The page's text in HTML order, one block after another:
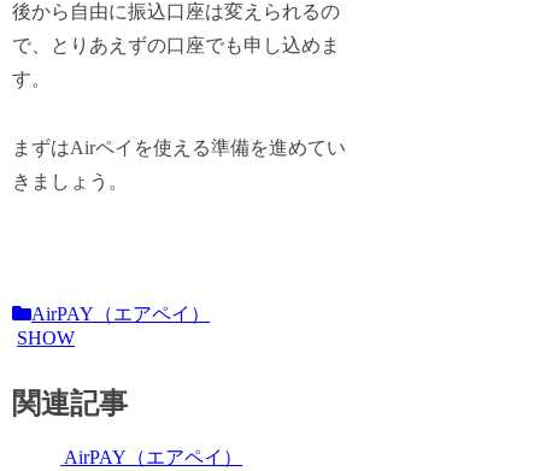
後から自由に振込口座は変えられるの
で、とりあえずの口座でも申し込めま
す。
まずはAirペイを使える準備を進めてい
きましょう。
AirPAY（エアペイ）
SHOW
関連記事
AirPAY（エアペイ）